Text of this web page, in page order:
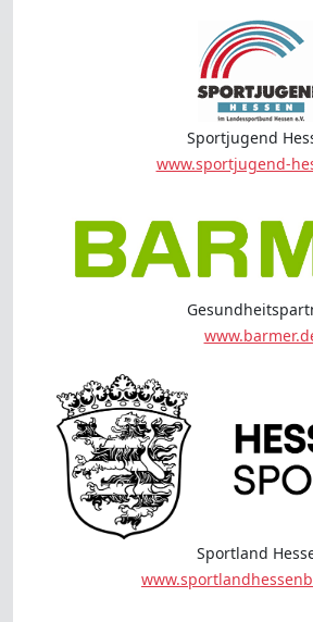
Sportjugend
www.sportjugend-
Sportland